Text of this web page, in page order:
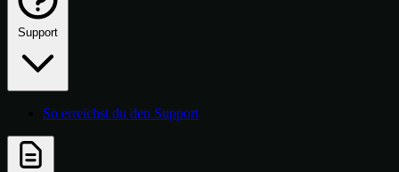
Support
So erreichst du den Support